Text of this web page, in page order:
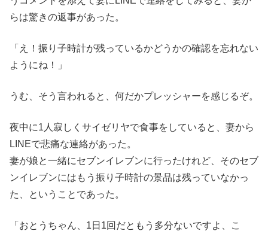
らは驚きの返事があった。
「え！振り子時計が残っているかどうかの確認を忘れない
ようにね！」
うむ、そう言われると、何だかプレッシャーを感じるぞ。
夜中に1人寂しくサイゼリヤで食事をしていると、妻から
LINEで悲痛な連絡があった。
妻が娘と一緒にセブンイレブンに行ったけれど、そのセブ
ンイレブンにはもう振り子時計の景品は残っていなかっ
た、ということであった。
「おとうちゃん、1日1回だともう多分ないですよ、こ